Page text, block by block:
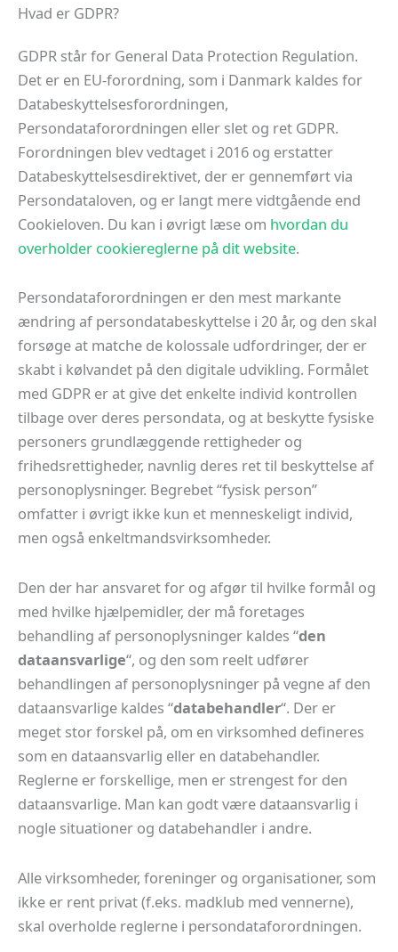
Hvad er GDPR?
GDPR står for General Data Protection Regulation.
Det er en EU-forordning, som i Danmark kaldes for
Databeskyttelsesforordningen,
Persondataforordningen eller slet og ret GDPR.
Forordningen blev vedtaget i 2016 og erstatter
Databeskyttelsesdirektivet, der er gennemført via
Persondataloven, og er langt mere vidtgående end
Cookieloven. Du kan i øvrigt læse om hvordan du
overholder cookiereglerne på dit website.
Persondataforordningen er den mest markante
ændring af persondatabeskyttelse i 20 år, og den skal
forsøge at matche de kolossale udfordringer, der er
skabt i kølvandet på den digitale udvikling. Formålet
med GDPR er at give det enkelte individ kontrollen
tilbage over deres persondata, og at beskytte fysiske
personers grundlæggende rettigheder og
frihedsrettigheder, navnlig deres ret til beskyttelse af
personoplysninger. Begrebet “fysisk person”
omfatter i øvrigt ikke kun et menneskeligt individ,
men også enkeltmandsvirksomheder.
Den der har ansvaret for og afgør til hvilke formål og
med hvilke hjælpemidler, der må foretages
behandling af personoplysninger kaldes “den
dataansvarlige“, og den som reelt udfører
behandlingen af personoplysninger på vegne af den
dataansvarlige kaldes “databehandler“. Der er
meget stor forskel på, om en virksomhed defineres
som en dataansvarlig eller en databehandler.
Reglerne er forskellige, men er strengest for den
dataansvarlige. Man kan godt være dataansvarlig i
nogle situationer og databehandler i andre.
Alle virksomheder, foreninger og organisationer, som
ikke er rent privat (f.eks. madklub med vennerne),
skal overholde reglerne i persondataforordningen.